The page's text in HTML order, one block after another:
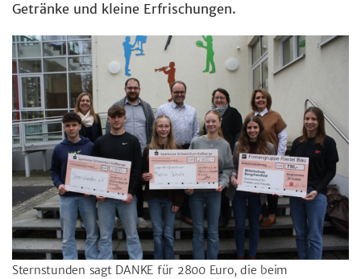
Getränke und kleine Erfrischungen.
Sternstunden sagt DANKE für 2800 Euro, die beim